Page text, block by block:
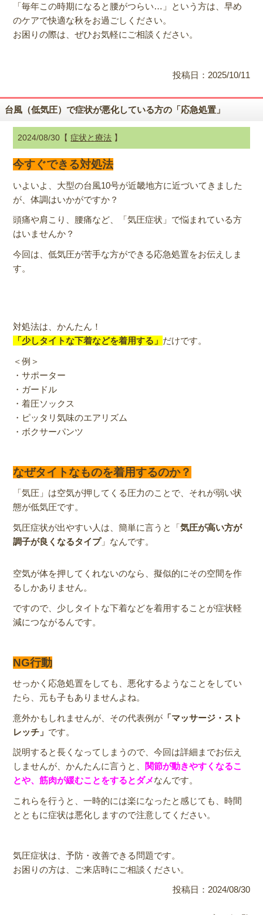
「毎年この時期になると腰がつらい…」という方は、早め
のケアで快適な秋をお過ごしください。
お困りの際は、ぜひお気軽にご相談ください。
投稿日：2025/10/11
台風（低気圧）で症状が悪化している方の「応急処置」
2024/08/30【症状と療法 】
今すぐできる対処法
いよいよ、大型の台風10号が近畿地方に近づいてきました
が、体調はいかがですか？
頭痛や肩こり、腰痛など、「気圧症状」で悩まれている方
はいませんか？
今回は、低気圧が苦手な方ができる応急処置をお伝えしま
す。
対処法は、かんたん！
「少しタイトな下着などを着用する」 だけです。
＜例＞
・サポーター
・ガードル
・着圧ソックス
・ピッタリ気味のエアリズム
・ボクサーパンツ
なぜタイトなものを着用するのか？
「気圧」は空気が押してくる圧力のことで、それが弱い状
態が低気圧です。
気圧症状が出やすい人は、簡単に言うと「気圧が高い方が
調子が良くなるタイプ」なんです。
空気が体を押してくれないのなら、擬似的にその空間を作
るしかありません。
ですので、少しタイトな下着などを着用することが症状軽
減につながるんです。
NG行動
せっかく応急処置をしても、悪化するようなことをしてい
たら、元も子もありませんよね。
意外かもしれませんが、その代表例が 「マッサージ・スト
レッチ」 です。
説明すると長くなってしまうので、今回は詳細までお伝え
しませんが、かんたんに言うと、 関節が動きやすくなるこ
とや、筋肉が緩むことをするとダメなんです。
これらを行うと、一時的には楽になったと感じても、時間
とともに症状は悪化しますので注意してください。
気圧症状は、予防・改善できる問題です。
お困りの方は、ご来店時にご相談ください。
投稿日：2024/08/30